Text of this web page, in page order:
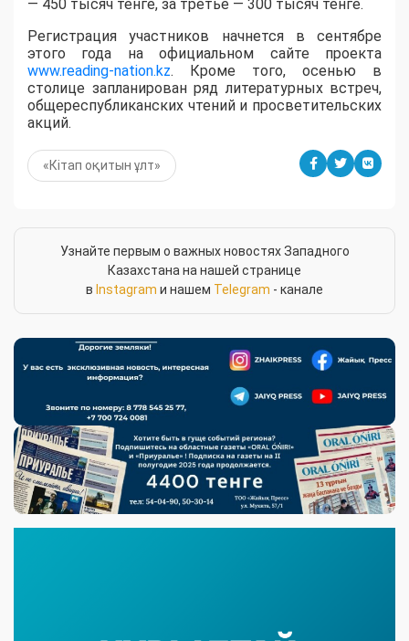
— 450 тысяч тенге, за третье — 300 тысяч тенге.
Регистрация участников начнется в сентябре
этого года на официальном сайте проекта
www.reading-nation.kz. Кроме того, осенью в
столице запланирован ряд литературных встреч,
общереспубликанских чтений и просветительских
акций.
«Кітап оқитын ұлт»
Узнайте первым о важных новостях Западного
Казахстана на нашей странице
в Instagram и нашем Telegram - канале